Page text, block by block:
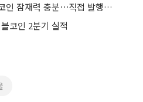
써클 CEO "원화 스테이블코인 잠재력 충분⋯직접 발행은 안할 것"
코인 2분기 실적